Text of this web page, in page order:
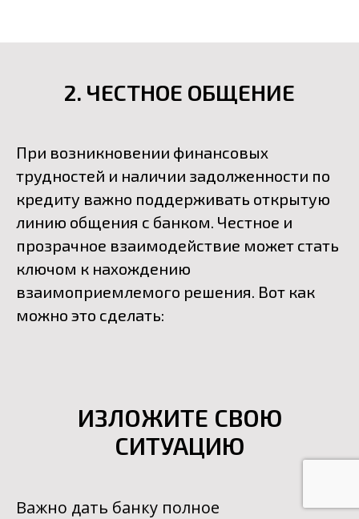
2. ЧЕСТНОЕ ОБЩЕНИЕ
При возникновении финансовых
трудностей и наличии задолженности по
кредиту важно поддерживать открытую
линию общения с банком. Честное и
прозрачное взаимодействие может стать
ключом к нахождению
взаимоприемлемого решения. Вот как
можно это сделать:
ИЗЛОЖИТЕ СВОЮ
СИТУАЦИЮ
Важно дать банку полное